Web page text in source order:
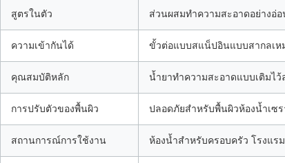
สูตรในตัว ส่วนผสมทำความสะอาดอย่างอ่
ความเข้ากันได้ ขั้วต่อแบบสแน็ปอินแบบสากลเห
คุณสมบัติหลัก น้ำยาทำความสะอาดแบบเติมไ
การปรับตัวของพื้นผิว ปลอดภัยสำหรับพื้นผิวห้องน้ำเซ
สถานการณ์การใช้งาน ห้องน้ำสำหรับครอบครัว โรงแ